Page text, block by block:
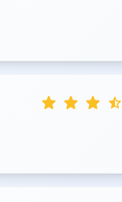
star star star star_half